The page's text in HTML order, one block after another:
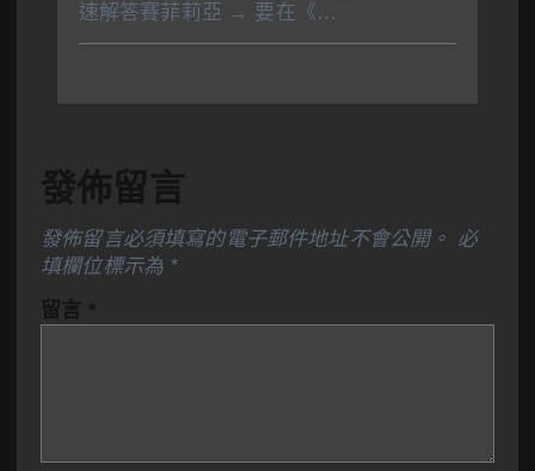
速解答賽菲莉亞 → 要在《…
發佈留言
發佈留言必須填寫的電子郵件地址不會公開。
必
填欄位標示為 *
留言 *